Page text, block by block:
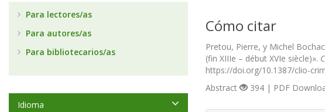
Cómo citar
Pretou, Pierre, y Michel
(fin XIIIe – début XVIe siècle)».
https://doi.org/10.1387/clio-
Abstract 394 | PDF
Para lectores/as
Para autores/as
Para bibliotecarios/as
Idioma